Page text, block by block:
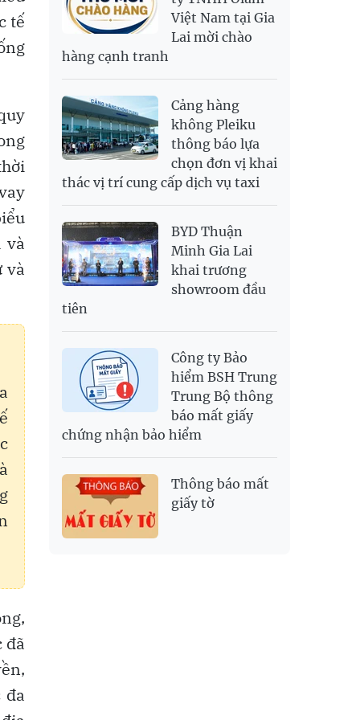
tế
và
và
đã
đa
SAR
6,945.42
7,244.36
2,702.79
2,817.41
SGD
USD
26,000 26,030 26,410
Việt Nam tại Gia
Lai mời chào
hàng cạnh tranh
Cảng hàng
không Pleiku
thông báo lựa
chọn đơn vị khai
thác vị trí cung cấp dịch vụ taxi
BYD Thuận
Minh Gia Lai
khai trương
showroom đầu
tiên
Công ty Bảo
hiểm BSH Trung
Trung Bộ thông
báo mất giấy
chứng nhận bảo hiểm
Thông báo mất
giấy tờ